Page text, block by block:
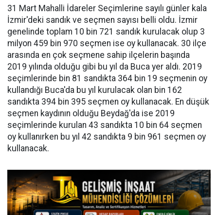
31 Mart Mahalli İdareler Seçimlerine sayılı günler kala
İzmir'deki sandık ve seçmen sayısı belli oldu. İzmir
genelinde toplam 10 bin 721 sandık kurulacak olup 3
milyon 459 bin 970 seçmen ise oy kullanacak. 30 ilçe
arasında en çok seçmene sahip ilçelerin başında
2019 yılında olduğu gibi bu yıl da Buca yer aldı. 2019
seçimlerinde bin 81 sandıkta 364 bin 19 seçmenin oy
kullandığı Buca'da bu yıl kurulacak olan bin 162
sandıkta 394 bin 395 seçmen oy kullanacak. En düşük
seçmen kaydının olduğu Beydağ'da ise 2019
seçimlerinde kurulan 43 sandıkta 10 bin 64 seçmen
oy kullanırken bu yıl 42 sandıkta 9 bin 961 seçmen oy
kullanacak.